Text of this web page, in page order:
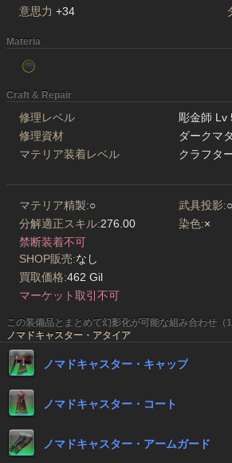
意思力 +34
Materia
Craft & Repair
修理レベル
彫金師 Lv
修理資材
ダークマ
マテリア装着レベル
クラフタ
マテリア精製:○ 武具投影:○
分解適正スキル:276.00 染色:×
禁断装着不可
SHOP販売:なし
買取価格:462 Gil
マーケット取引不可
この装備品とまとめて幻影化が可能な組み合わせ（1
ノマドキャスター・アタイア
ノマドキャスター・キャップ
ノマドキャスター・コート
ノマドキャスター・アームガード